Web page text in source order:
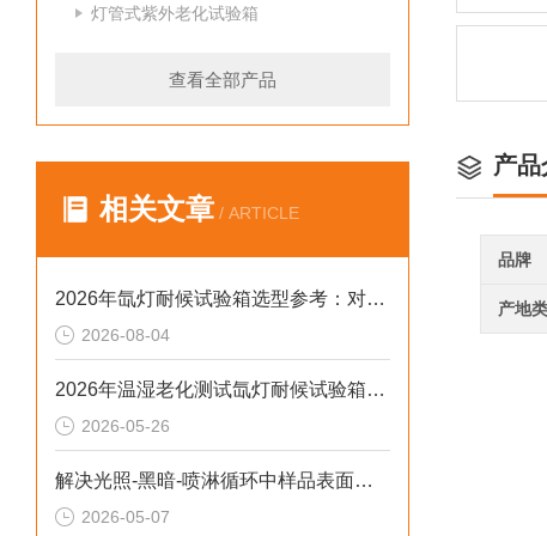
灯管式紫外老化试验箱
查看全部产品
相关文章 / ARTICLE
2026年氙灯耐候试验箱选型参考：对标新标准与数据合规实践
2026-08-04
2026年温湿老化测试氙灯耐候试验箱排行榜：破解精度差、数据无效等行业痛点
2026-05-26
解决光照-黑暗-喷淋循环中样品表面凝露导致测试失真的2026选型标准
2026-05-07
产品
品牌
产地